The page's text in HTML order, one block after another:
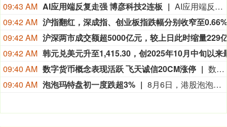
09:43 AM AI应用端反复走强 博彦科技2连板
AI应用端反复走强，博彦科技2连板，泛微网络、天融信涨停，亚信安全、任子行涨超10%，普联软件、光云科技、汉得信息等涨幅靠前。
09:42 AM
09:42 AM
09:42 AM 韩元兑美元升至1,415.30，创2025年10月中旬以来最高
09:40 AM 数字货币概念表现活跃 飞天诚信20CM涨停
数字货币概念表现活跃，飞天诚信20CM涨停，恒宝科技涨停，楚天龙、翠微股份、四方精创、拉卡拉跟涨。
09:40 AM 泡泡玛特盘初一度跌超3% 8月6日，港股泡泡玛特盘初一度跌超3%。截至发稿，报155.5港元/股，跌3.66%，总市值2068亿港元。消息面上，8月5日，港交所披露一则权益变动信息：段永平通过H&H International Investment持有的泡泡玛特多头仓位，于7月30日从7.65%降至5.55%，下降2.1个百分点。文件显示，此次多头仓位下降的原因是：其交付了根据股本衍生工具须交付的股份或款项。对此，段永平本人在社交平台回应称，此次变动“就是putexpired，部分被call走了”。泡泡玛特相关人士则向媒体表示，段永平此次持股比例下跌和他此前卖Put、卖Call相关价格设置强相关，主要由于价格区间设置比较窄，属于短期交易行为，并非大众理解层面的主动减持。